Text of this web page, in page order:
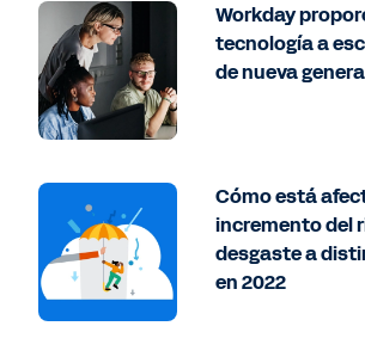
Workday
tecnología a
de nueva
Cómo está
incremento del
desgaste a
en 2022